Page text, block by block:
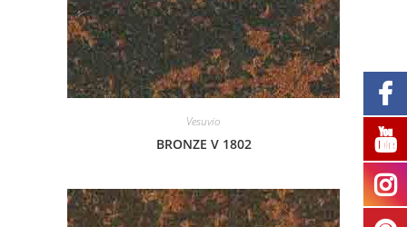
Vesuvio
BRONZE V 1802